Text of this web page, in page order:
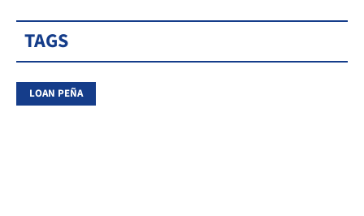
TAGS
LOAN PEÑA